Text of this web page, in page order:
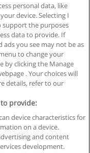
personal data, like
device. Selecting I
support the purposes
data to provide. If
ads you see may not be as
to change your
by clicking the Manage
. Your choices will
details, refer to our
provide:
device characteristics for
on a device.
and content
development.